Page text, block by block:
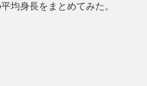
均身長をまとめてみた。